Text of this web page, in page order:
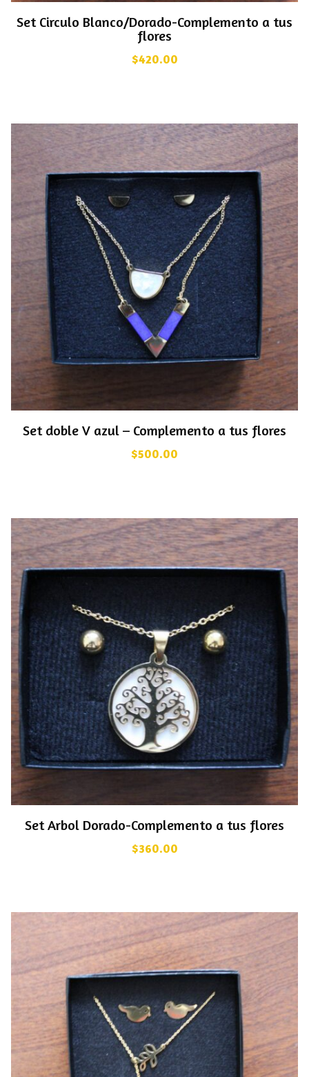
Set Circulo Blanco/Dorado-Complemento a tus
flores
$420.00
Set doble V azul – Complemento a tus flores
$500.00
Set Arbol Dorado-Complemento a tus flores
$360.00